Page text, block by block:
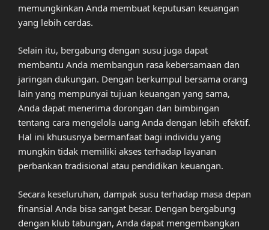
memungkinkan Anda membuat keputusan keuangan
yang lebih cerdas.
Selain itu, bergabung dengan susu juga dapat
membantu Anda membangun rasa kebersamaan dan
jaringan dukungan. Dengan berkumpul bersama orang
lain yang mempunyai tujuan keuangan yang sama,
Anda dapat menerima dorongan dan bimbingan
tentang cara mengelola uang Anda dengan lebih efektif.
Hal ini khususnya bermanfaat bagi individu yang
mungkin tidak memiliki akses terhadap layanan
perbankan tradisional atau pendidikan keuangan.
Secara keseluruhan, dampak susu terhadap masa depan
finansial Anda bisa sangat besar. Dengan bergabung
dengan klub tabungan, Anda dapat mengembangkan